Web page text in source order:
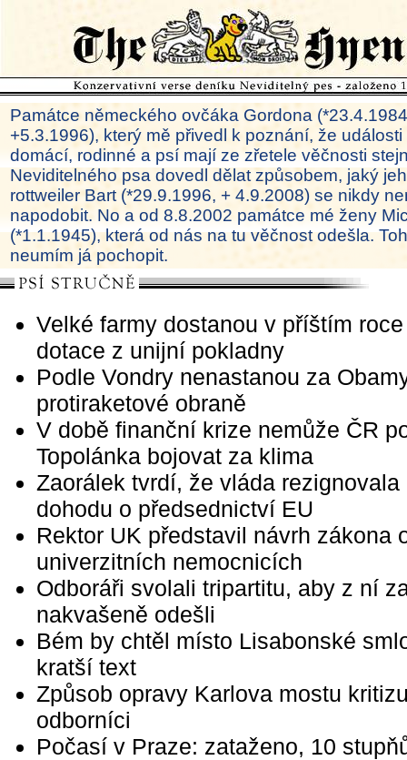
Památce německého ovčáka Gordona
+5.3.1996), který mě přivedl k poznání, že
domácí, rodinné a psí mají ze zřetele věčnosti
Neviditelného psa dovedl dělat způsobem, jaký
rottweiler Bart (*29.9.1996, + 4.9.2008) se nikdy
napodobit. No a od 8.8.2002 památce mé ženy
(*1.1.1945), která od nás na tu věčnost odešla.
neumím já pochopit.
Velké farmy dostanou v příštím
dotace z unijní pokladny
Podle Vondry nenastanou za
protiraketové obraně
V době finanční krize nemůže ČR
Topolánka bojovat za klima
Zaorálek tvrdí, že vláda rezignovala
dohodu o předsednictví EU
Rektor UK představil návrh zákona
univerzitních nemocnicích
Odboráři svolali tripartitu, aby z ní
nakvašeně odešli
Bém by chtěl místo Lisabonské
kratší text
Způsob opravy Karlova mostu
odborníci
Počasí v Praze: zataženo, 10